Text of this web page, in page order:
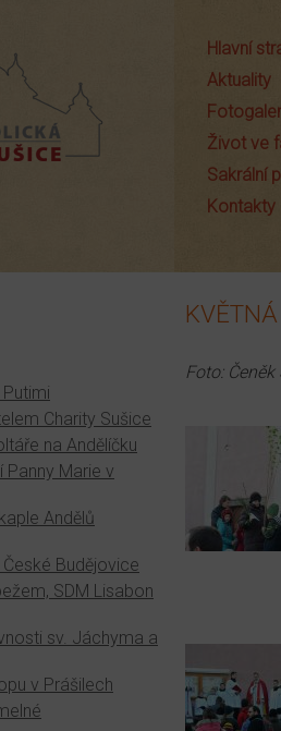
Hlavní
Aktuality
Život ve
Sakrální
Kontakty
Foto: Čeněk
Charity Sušice
na Andělíčku
Marie v
Andělů
Budějovice
SDM Lisabon
sv. Jáchyma a
v Prášilech